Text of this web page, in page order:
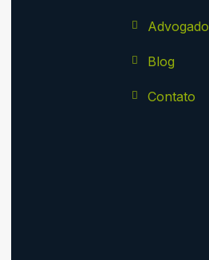
Advogado
Blog
Contato